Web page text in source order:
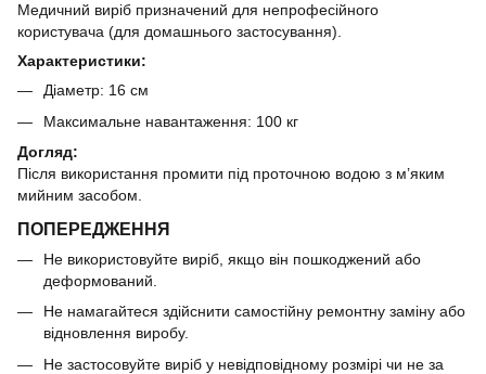
Медичний виріб призначений для непрофесійного
користувача (для домашнього застосування).
Характеристики:
Діаметр: 16 см
Максимальне навантаження: 100 кг
Догляд:
Після використання промити під проточною водою з м’яким
мийним засобом.
ПОПЕРЕДЖЕННЯ
Не використовуйте виріб, якщо він пошкоджений або
деформований.
Не намагайтеся здійснити самостійну ремонтну заміну або
відновлення виробу.
Не застосовуйте виріб у невідповідному розмірі чи не за